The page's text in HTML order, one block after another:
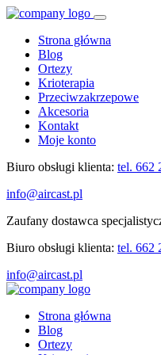
Strona główna
Blog
Ortezy
Krioterapia
Przeciwzakrzepowe
Akcesoria
Kontakt
Moje konto
Biuro obsługi klienta: tel. 662
info@aircast.pl
Zaufany dostawca
Biuro obsługi klienta: tel. 662
info@aircast.pl
Strona główna
Blog
Ortezy